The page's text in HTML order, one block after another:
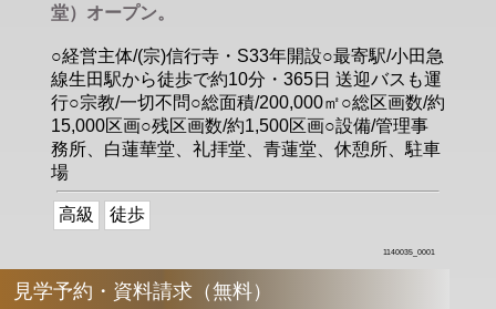
堂）オープン。
○経営主体/(宗)信行寺・S33年開設○最寄駅/小田急
線生田駅から徒歩で約10分・365日 送迎バスも運
行○宗教/一切不問○総面積/200,000㎡○総区画数/約
15,000区画○残区画数/約1,500区画○設備/管理事
務所、白蓮華堂、礼拝堂、青蓮堂、休憩所、駐車
場
高級 徒歩
1140035_0001
見学予約・資料請求（無料）